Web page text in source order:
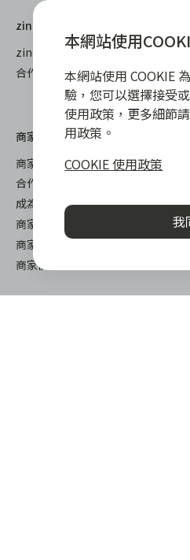
zingala 購物
zingala 購物
合作品牌商家
全
聯
商家專區
商家合作優勢
合作方案及加值服務
成為 zingala 合作商家
商家成長學堂
商家常見問與答
商家後台登入
本網站使用
本網站使用 COOKIE
驗，您可以選擇接受
使用政策，更多細節
用政策。
COOKIE 使用政策
我